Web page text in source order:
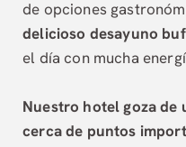
de opciones
delicioso desayuno
el día con mucha
Nuestro hotel goza de
cerca de puntos